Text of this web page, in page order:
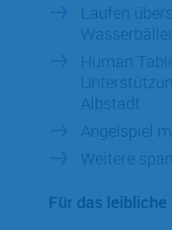
Laufen
Human
Albstadt
Angelspiel
Weitere
Für das